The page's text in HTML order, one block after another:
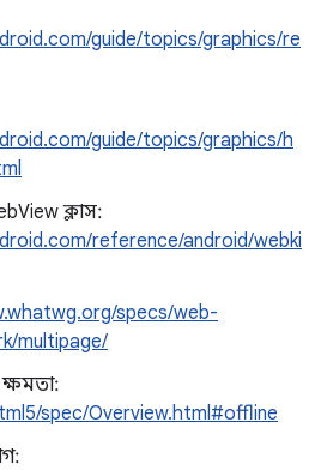
guide/topics/graphics/re
guide/topics/graphics/h
ক্লাস:
reference/android/webki
specs/web-
multipage/
spec/Overview.html#offline